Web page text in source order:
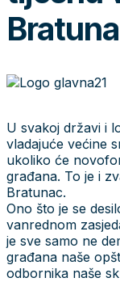
U svakoj državi i
vladajuće većine
ukoliko će
građana. To je i
Bratunac.
Ono što je se
vanrednom
je sve samo ne
građana naše
odbornika naše